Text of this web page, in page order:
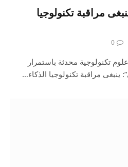
مراقبة تكنولوجيا
0
تكنولوجية محدثة باستمرار
ينبغى مراقبة تكنولوجيا الذكاء…